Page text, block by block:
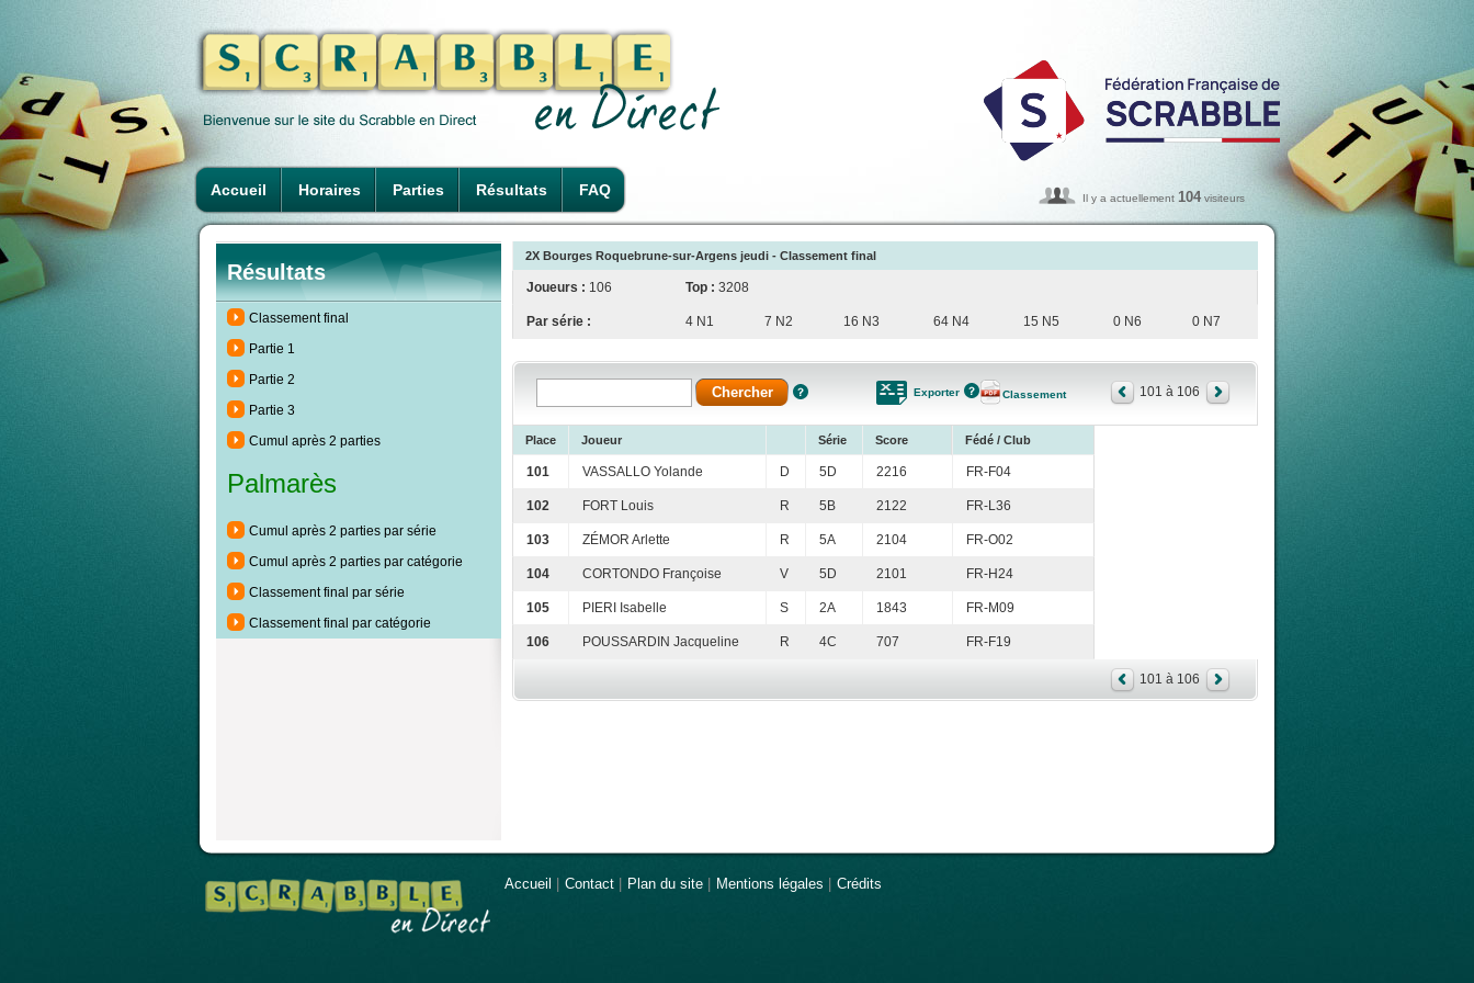
Accueil Horaires Parties Résultats FAQ Il y a actuellement 104 visiteurs
Résultats
Classement final
Partie 1
Partie 2
Partie 3
Cumul après 2 parties
Palmarès
Cumul après 2 parties par série
Cumul après 2 parties par catégorie
Classement final par série
Classement final par catégorie
2X Bourges Roquebrune-sur-Argens jeudi - Classement final
Joueurs : 106 Top : 3208
Par série : 4 N1 7 N2 16 N3 64 N4 15 N5 0 N6 0 N7
Exporter Classement 101 à 106
Place Joueur Série Score Fédé / Club
101 VASSALLO Yolande D 5D 2216 FR-F04
102 FORT Louis R 5B 2122 FR-L36
103 ZÉMOR Arlette R 5A 2104 FR-O02
104 CORTONDO Françoise V 5D 2101 FR-H24
105 PIERI Isabelle S 2A 1843 FR-M09
106 POUSSARDIN Jacqueline R 4C 707 FR-F19
101 à 106
Accueil Contact Plan du site Mentions légales Crédits